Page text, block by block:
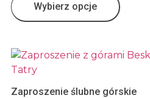
Wybierz opcje
Zaproszenie ślubne górskie